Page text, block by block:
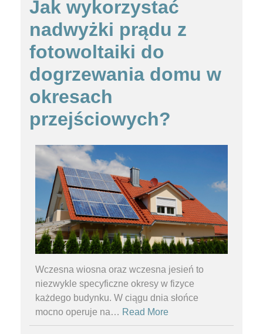
Jak wykorzystać
nadwyżki prądu z
fotowoltaiki do
dogrzewania domu w
okresach
przejściowych?
Wczesna wiosna oraz wczesna jesień to
niezwykle specyficzne okresy w fizyce
każdego budynku. W ciągu dnia słońce
mocno operuje na… Read More